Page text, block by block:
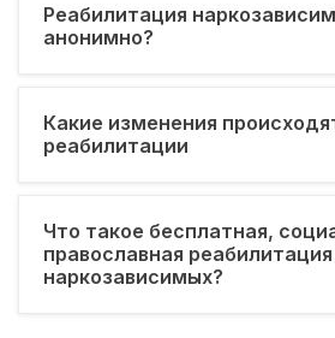
Реабилитация
анонимно?
Какие изменения
реабилитации
Что такое бесплатная,
православная реабилитация
наркозависимых?